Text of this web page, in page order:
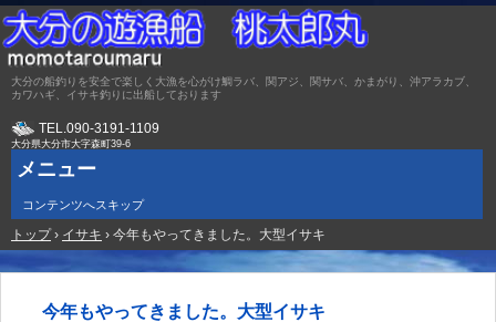
大分の船釣りを安全で楽しく大漁を心がけ鯛ラバ、関アジ、関サバ、かまがり、沖アラカブ、
カワハギ、イサキ釣りに出船しております
TEL.090-3191-1109
大分県大分市大字森町39-6
メニュー
コンテンツへスキップ
トップ › イサキ › 今年もやってきました。大型イサキ
今年もやってきました。大型イサキ